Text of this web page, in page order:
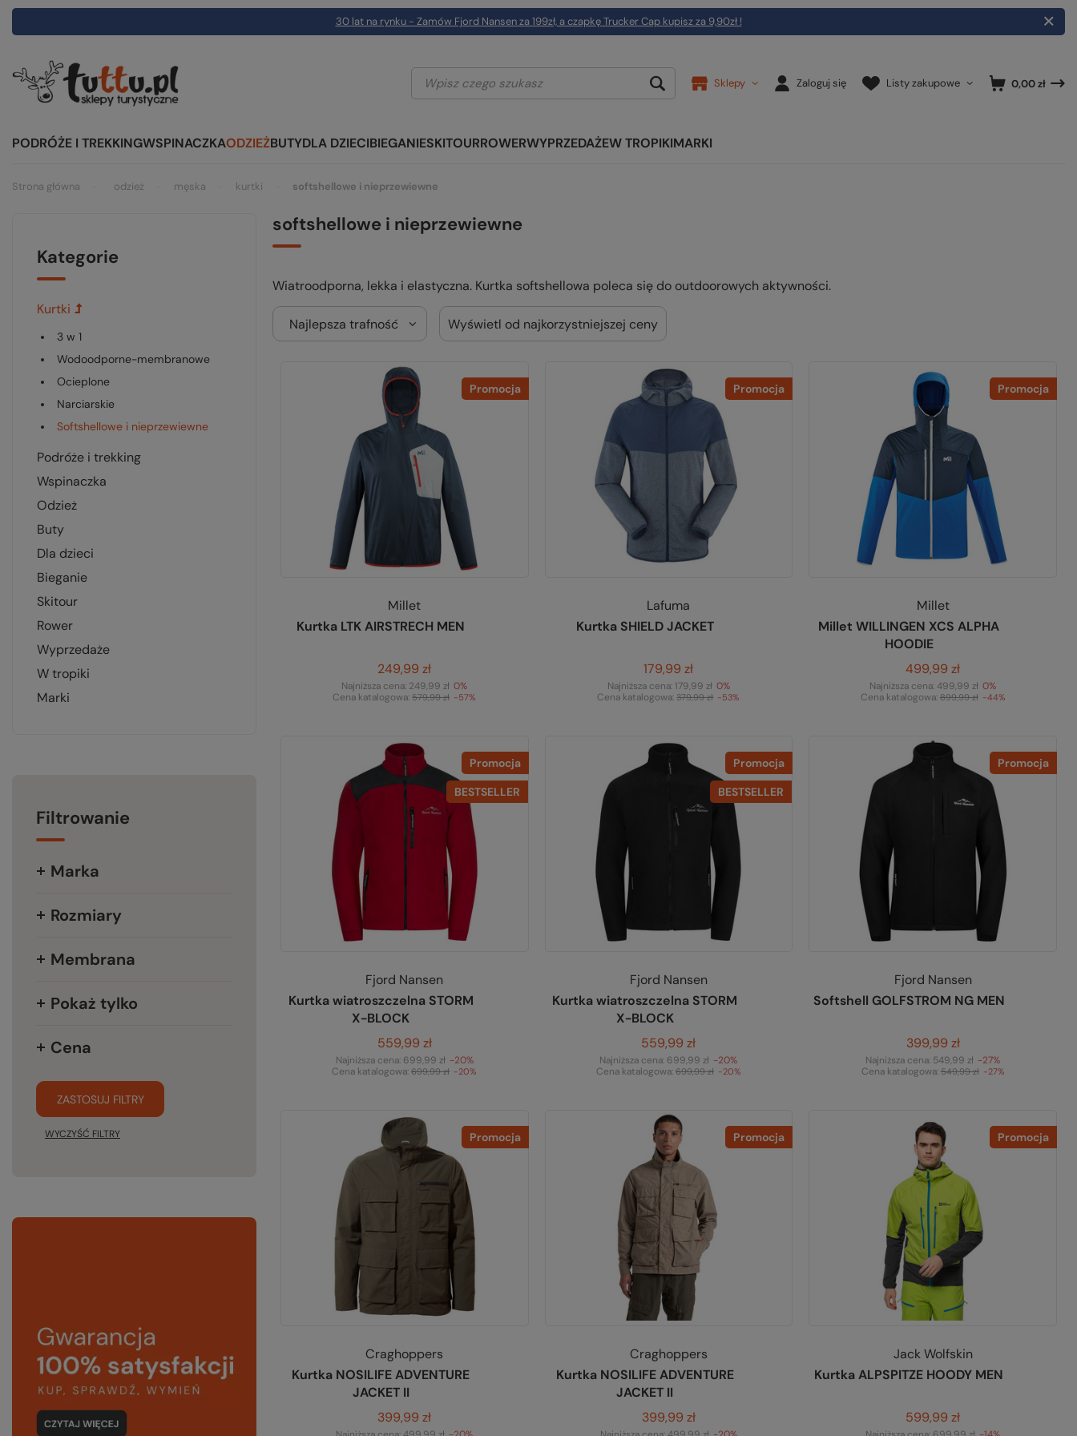
30 lat na rynku - Zamów Fjord Nansen za 199zł, a czapkę Trucker Cap kupisz za 9,90zł !
Sklepy Zaloguj się Listy zakupowe 0,00 zł
PODRÓŻE I TREKKINGWSPINACZKAODZIEŻBUTYDLA DZIECIBIEGANIESKITOURROWERWYPRZEDAŻEW TROPIKIMARKI
Strona główna odzież męska kurtki softshellowe i nieprzewiewne
Kategorie
kurtki
3 w 1
wodoodporne-membranowe
ocieplone
narciarskie
softshellowe i nieprzewiewne
podróże i trekking
wspinaczka
odzież
buty
dla dzieci
bieganie
skitour
rower
wyprzedaże
w tropiki
marki
Filtrowanie
Marka
Rozmiary
Membrana
Pokaż tylko
Cena
ZASTOSUJ FILTRY
WYCZYŚĆ FILTRY
softshellowe i nieprzewiewne
Wiatroodporna, lekka i elastyczna. Kurtka softshellowa poleca się do outdoorowych aktywności.
Najlepsza trafność Wyświetl od najkorzystniejszej ceny
Promocja
Millet
Kurtka LTK AIRSTRECH MEN
249,99 zł
Najniższa cena: 249,99 zł 0%
Cena katalogowa:579,99 zł -57%
Promocja
Lafuma
Kurtka SHIELD JACKET
179,99 zł
Najniższa cena:179,99 zł 0%
Cena katalogowa:379,99 zł -53%
Promocja
Millet
Millet WILLINGEN XCS ALPHA
HOODIE
499,99 zł
Najniższa cena:499,99 zł 0%
Cena katalogowa: 899,99 zł -44%
Promocja
BESTSELLER
Fjord Nansen
Kurtka wiatroszczelna STORM
X-BLOCK
559,99 zł
Najniższa cena: 699,99 zł -20%
Cena katalogowa:699,99 zł -20%
Promocja
BESTSELLER
Fjord Nansen
Kurtka wiatroszczelna STORM
X-BLOCK
559,99 zł
Najniższa cena: 699,99 zł -20%
Cena katalogowa: 699,99 zł -20%
Promocja
Fjord Nansen
Softshell GOLFSTROM NG MEN
399,99 zł
Najniższa cena: 549,99 zł -27%
Cena katalogowa: 549,99 zł -27%
Promocja
Craghoppers
Kurtka NOSILIFE ADVENTURE
JACKET II
399,99 zł
Promocja
Craghoppers
Kurtka NOSILIFE ADVENTURE
JACKET II
399,99 zł
Promocja
Jack Wolfskin
Kurtka ALPSPITZE HOODY MEN
599,99 zł